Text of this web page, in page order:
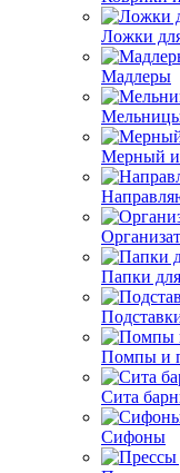
Ложки
Мадлеры
Мерный
Папки
Помпы и
Сита
Сифоны